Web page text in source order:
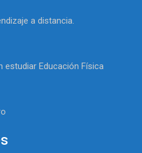
a distancia.
estudiar Educación Física